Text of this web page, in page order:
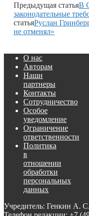
Предыдущая статьяВ
законодательные
статьяРуслан
не отменял»
О нас
Авторам
Наши
партнеры
Контакты
Сотрудничество
Особое
уведомление
Ограничение
ответственности
Политика
в
отношении
обработки
персональных
данных
Учредитель: Генкин А. С.